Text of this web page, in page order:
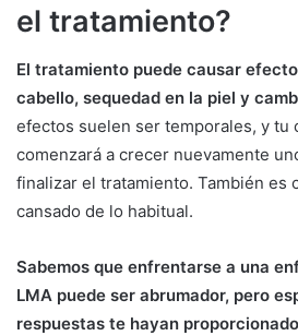
el tratamiento?
El tratamiento puede causar
cabello, sequedad en la piel y
efectos suelen ser temporales, y tu
comenzará a crecer nuevamente
finalizar el tratamiento. También es
cansado de lo habitual.
Sabemos que enfrentarse a una
LMA puede ser abrumador, pero
respuestas te hayan